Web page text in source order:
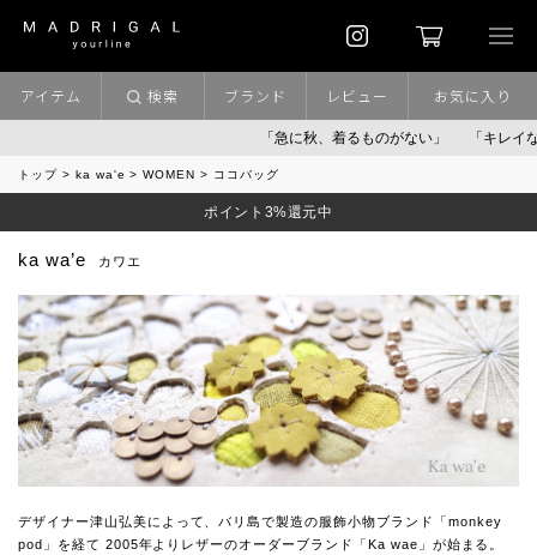
「急に秋、着るものがない」 「キレイなニ
アイテム 検索 ブランド レビュー お気に入り
トップ ka wa'e WOMEN ココバッグ
ポイント3%還元中
ka wa’e カワエ
デザイナー津山弘美によって、バリ島で製造の服飾小物ブランド「monkey
pod」を経て 2005年よりレザーのオーダーブランド「Ka wae」が始まる。